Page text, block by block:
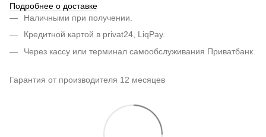
Подробнее о доставке
Наличными при получении.
Кредитной картой в privat24, LiqPay.
Через кассу или терминал самообслуживания Приватбанк.
Гарантия от производителя 12 месяцев